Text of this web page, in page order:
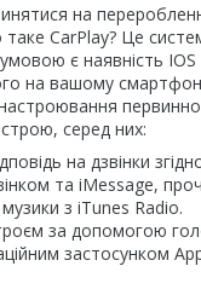
на
CarPlay? Це
є наявність
на вашому
серед них:
на дзвінки
та iMessage,
з iTunes Radio.
за допомогою
застосунком